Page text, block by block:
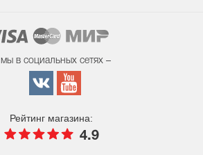
мы в социальных сетях –
Рейтинг магазина:
4.9